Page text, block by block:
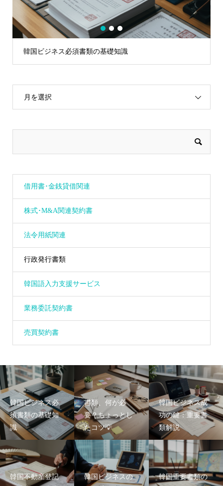
韓国ビジネス必須書類の基礎知識
1 2 3
月を選択
借用書･金銭貸借関連
株式･M&A関連契約書
法令用紙関連
行政発行書類
韓国語入力支援サービス
業務委託契約書
売買契約書
韓国ビジネス必
須書類の基礎知
識
書類、何が必
要？ちょっとし
たコツ💡
韓国ビジネス成
功の鍵：重要書
類解説
韓国不動産登記
韓国ビジネスの
韓国重要書類の